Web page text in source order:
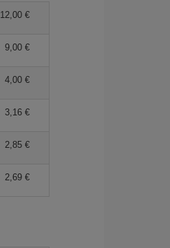
12,00 €
9,00 €
4,00 €
3,16 €
2,85 €
2,69 €